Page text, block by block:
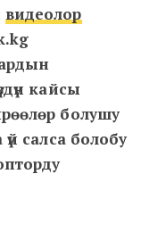
видеолор
кайсы
болушу
салса болобу